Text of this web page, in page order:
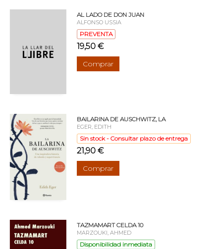
AL LADO DE DON JUAN
ALFONSO USSIA
PREVENTA
19,50 €
Comprar
BAILARINA DE AUSCHWITZ, LA
EGER, EDITH
Sin stock - Consultar plazo de entrega
21,90 €
Comprar
TAZMAMART CELDA 10
MARZOUKI, AHMED
Disponibilidad inmediata